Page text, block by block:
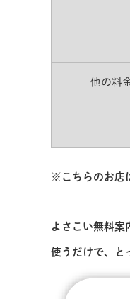
他の料
※こちらのお店
よさこい無料案
使うだけで、と